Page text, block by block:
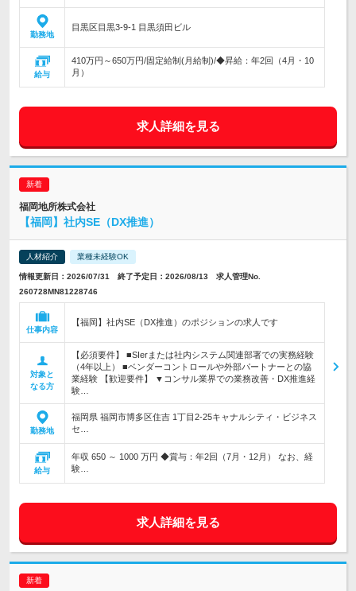
勤務地
目黒区目黒3-9-1 目黒須田ビル
給与
410万円～650万円/固定給制(月給制)/◆昇給：年2回（4月・10
月）
求人詳細を見る
福岡地所株式会社
【福岡】社内SE（DX推進）
人材紹介 業種未経験OK
情報更新日：2026/07/31 終了予定日：2026/08/13 求人管理No.
260728MN81228746
仕事内容
【福岡】社内SE（DX推進）のポジションの求人です
対象と
なる方
【必須要件】 ■SIerまたは社内システム関連部署での実務経験
（4年以上） ■ベンダーコントロールや外部パートナーとの協
業経験 【歓迎要件】 ▼コンサル業界での業務改善・DX推進経
験…
勤務地
福岡県 福岡市博多区住吉 1丁目2-25キャナルシティ・ビジネス
セ…
給与
年収 650 ～ 1000 万円 ◆賞与：年2回（7月・12月） なお、経
験…
求人詳細を見る